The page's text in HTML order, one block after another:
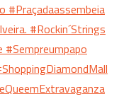
#Praçadaassembeia
#Rockin´Strings
#Sempreumpapo